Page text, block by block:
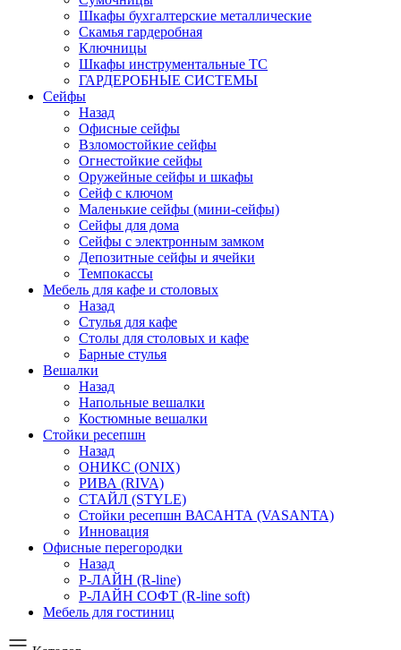
Шкафы бухгалтерские металлические
Скамья гардеробная
Ключницы
Шкафы инструментальные ТС
ГАРДЕРОБНЫЕ СИСТЕМЫ
Сейфы
Назад
Офисные сейфы
Взломостойкие сейфы
Огнестойкие сейфы
Оружейные сейфы и шкафы
Сейф с ключом
Маленькие сейфы (мини-сейфы)
Сейфы для дома
Сейфы с электронным замком
Депозитные сейфы и ячейки
Темпокассы
Мебель для кафе и столовых
Назад
Стулья для кафе
Столы для столовых и кафе
Барные стулья
Вешалки
Назад
Напольные вешалки
Костюмные вешалки
Стойки ресепшн
Назад
ОНИКС (ONIX)
РИВА (RIVA)
СТАЙЛ (STYLE)
Стойки ресепшн ВАСАНТА (VASANTA)
Инновация
Офисные перегородки
Назад
Р-ЛАЙН (R-line)
Р-ЛАЙН СОФТ (R-line soft)
Мебель для гостиниц